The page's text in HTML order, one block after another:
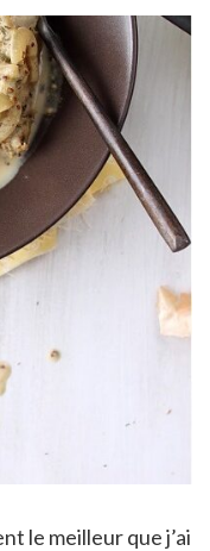
le meilleur que j’ai